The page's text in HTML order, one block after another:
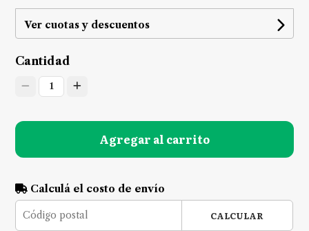
Ver cuotas y descuentos
Cantidad
1
Agregar al carrito
Calculá el costo de envío
CALCULAR